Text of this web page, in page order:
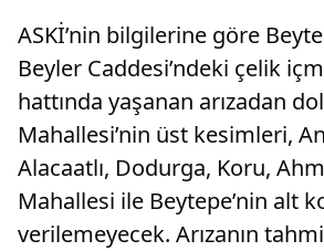
ASKİ’nin bilgilerine göre
Beyler Caddesi’ndeki çelik
hattında yaşanan arızadan
Mahallesi’nin üst kesimleri,
Alacaatlı, Dodurga, Koru,
Mahallesi ile Beytepe’nin alt
verilemeyecek. Arızanın